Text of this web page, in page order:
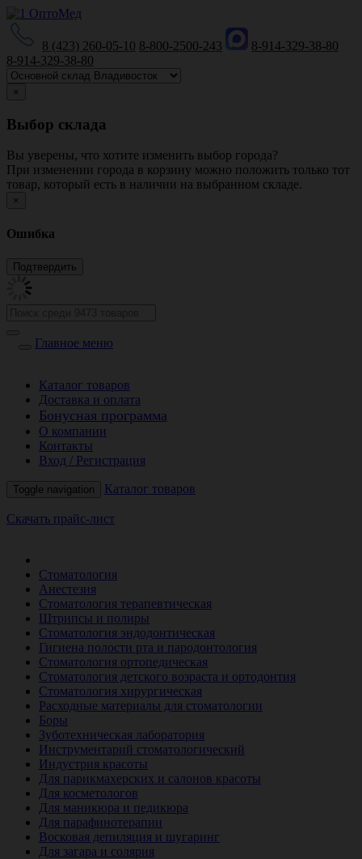
8 (423) 260-05-10 8-800-2500-243
8-914-329-38-80
8-914-329-38-80
×
Выбор склада
Вы уверены, что хотите изменить выбор города?
При изменении города в корзину можно положить только тот
товар, который есть в наличии на выбранном складе.
×
Ошибка
Главное меню
Каталог товаров
Доставка и оплата
Бонусная программа
О компании
Контакты
Вход / Регистрация
Toggle navigation Каталог товаров
Скачать прайс-лист
Стоматология
Анестезия
Стоматология терапевтическая
Штрипсы и полиры
Стоматология эндодонтическая
Гигиена полости рта и пародонтология
Стоматология ортопедическая
Стоматология детского возраста и ортодонтия
Стоматология хирургическая
Расходные материалы для стоматологии
Боры
Зуботехническая лаборатория
Инструментарий стоматологический
Индустрия красоты
Для парикмахерских и салонов красоты
Для косметологов
Для маникюра и педикюра
Для парафинотерапии
Восковая депиляция и шугаринг
Для загара и солярия